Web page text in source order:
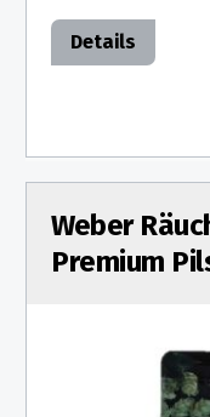
Details
Weber
Premium